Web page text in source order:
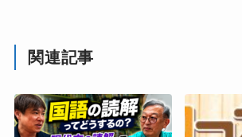
関連記事